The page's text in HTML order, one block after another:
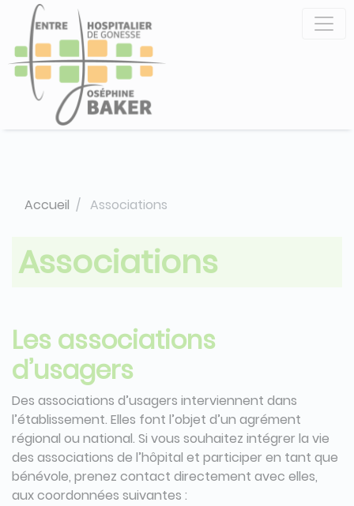
contenu
principal
Accueil Associations
Associations
Les associations
d’usagers
Des associations d’usagers interviennent dans
l’établissement. Elles font l’objet d’un agrément
régional ou national. Si vous souhaitez intégrer la vie
des associations de l’hôpital et participer en tant que
bénévole, prenez contact directement avec elles,
aux coordonnées suivantes :
Panneau de gestion des cookies